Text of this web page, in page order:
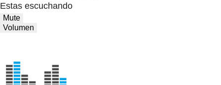
Estas escuchando
Mute
Volumen